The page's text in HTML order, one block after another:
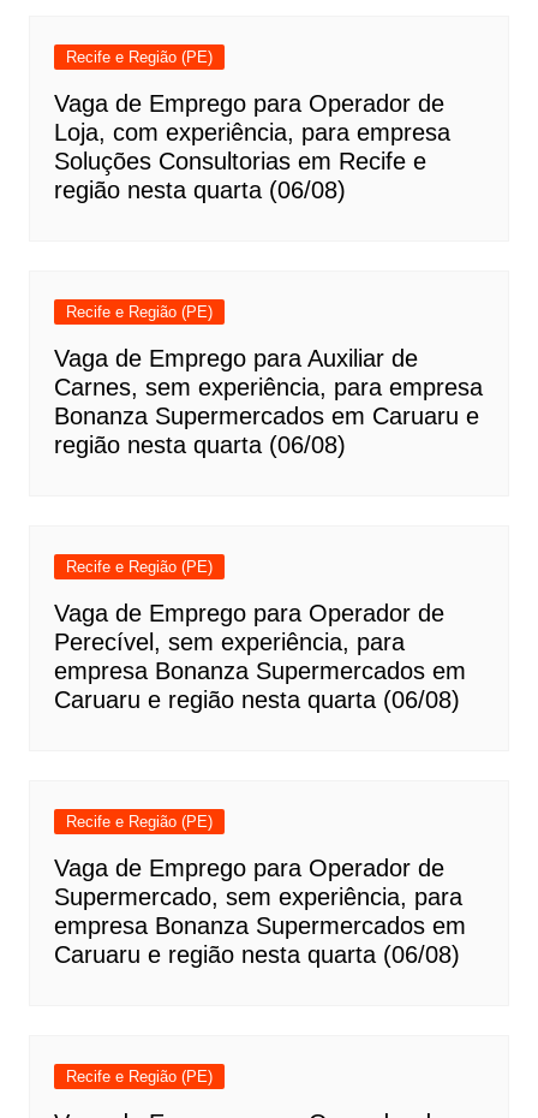
Recife e Região (PE)
Vaga de Emprego para Operador de
Loja, com experiência, para empresa
Soluções Consultorias em Recife e
região nesta quarta (06/08)
Recife e Região (PE)
Vaga de Emprego para Auxiliar de
Carnes, sem experiência, para empresa
Bonanza Supermercados em Caruaru e
região nesta quarta (06/08)
Recife e Região (PE)
Vaga de Emprego para Operador de
Perecível, sem experiência, para
empresa Bonanza Supermercados em
Caruaru e região nesta quarta (06/08)
Recife e Região (PE)
Vaga de Emprego para Operador de
Supermercado, sem experiência, para
empresa Bonanza Supermercados em
Caruaru e região nesta quarta (06/08)
Recife e Região (PE)